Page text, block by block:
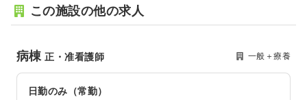
この施設の他の求人
病棟正・准看護師 一般＋療養
日勤のみ（常勤）